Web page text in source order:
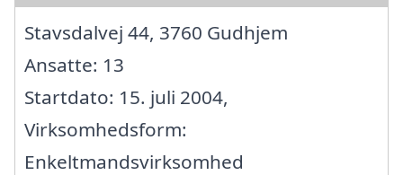
Stavsdalvej 44, 3760 Gudhjem
Ansatte: 13
Startdato: 15. juli 2004,
Virksomhedsform:
Enkeltmandsvirksomhed